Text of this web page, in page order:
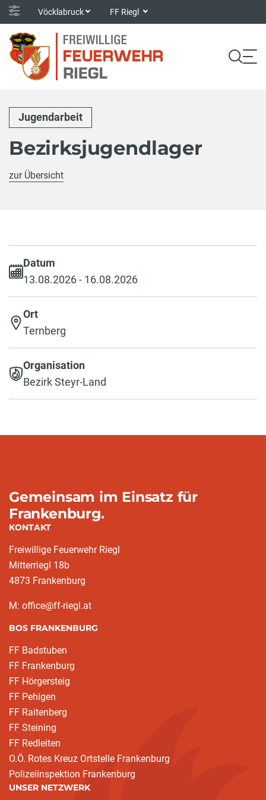
Vöcklabruck FF Riegl
Jugendarbeit
Bezirksjugendlager
zur Übersicht
Datum
13.08.2026 - 16.08.2026
Ort
Ternberg
Organisation
Bezirk Steyr-Land
Gemeinsam im Einsatz für
Frankenburg.
KONTAKT
Freiwillige Feuerwehr Riegl
Mitterriegl 18b
4873 Frankenburg
M: office@ff-riegl.at
BOS FRANKENBURG
FF Badstuben
FF Frankenburg
FF Hörgersteig
FF Pehigen
FF Raitenberg
FF Steining
FF Redleiten
O.Ö. Rotes Kreuz Ortstelle Frankenburg
Polizeiinspektion Frankenburg
UNSER NETZWERK